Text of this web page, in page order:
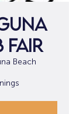
Fair
Beach